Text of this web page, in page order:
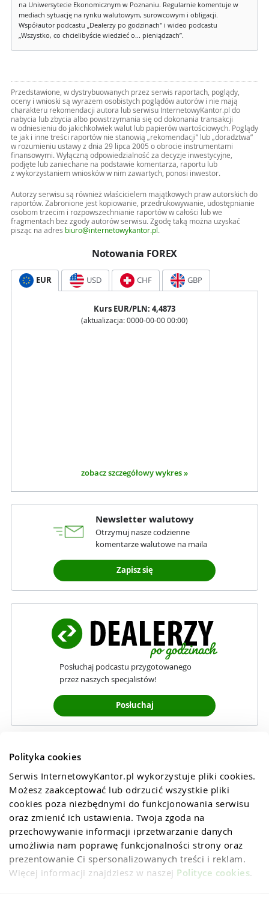
Polityka cookies
Serwis InternetowyKantor.pl wykorzystuje pliki cookies.
Możesz zaakceptować lub odrzucić wszystkie pliki
cookies poza niezbędnymi do funkcjonowania serwisu
oraz zmienić ich ustawienia. Twoja zgoda na
przechowywanie informacji iprzetwarzanie danych
umożliwia nam poprawę funkcjonalności strony oraz
prezentowanie Ci spersonalizowanych treści i reklam.
Więcej informacji znajdziesz w naszej Polityce cookies.
na Uniwersytecie Ekonomicznym w Poznaniu. Regularnie komentuje w
mediach sytuację na rynku walutowym, surowcowym i obligacji.
Współautor podcastu „Dealerzy po godzinach" i wideo podcastu
„Wszystko, co chcielibyście wiedzieć o... pieniądzach”.
Przedstawione, w dystrybuowanych przez serwis raportach, poglądy,
oceny i wnioski są wyrazem osobistych poglądów autorów i nie mają
charakteru rekomendacji autora lub serwisu InternetowyKantor.pl do
nabycia lub zbycia albo powstrzymania się od dokonania transakcji
w odniesieniu do jakichkolwiek walut lub papierów wartościowych. Poglądy
te jak i inne treści raportów nie stanowią „rekomendacji” lub „doradztwa”
w rozumieniu ustawy z dnia 29 lipca 2005 o obrocie instrumentami
finansowymi. Wyłączną odpowiedzialność za decyzje inwestycyjne,
podjęte lub zaniechane na podstawie komentarza, raportu lub
z wykorzystaniem wniosków w nim zawartych, ponosi inwestor.
Autorzy serwisu są również właścicielem majątkowych praw autorskich do
raportów. Zabronione jest kopiowanie, przedrukowywanie, udostępnianie
osobom trzecim i rozpowszechnianie raportów w całości lub we
fragmentach bez zgody autorów serwisu. Zgodę taką można uzyskać
pisząc na adres biuro@internetowykantor.pl .
Notowania FOREX
EUR USD CHF GBP
Kurs EUR/PLN: 4,4873
(aktualizacja: 0000-00-00 00:00)
zobacz szczegółowy wykres »
Newsletter walutowy
Otrzymuj nasze codzienne
komentarze walutowe na maila
Zapisz się
Posłuchaj podcastu przygotowanego
przez naszych specjalistów!
Posłuchaj